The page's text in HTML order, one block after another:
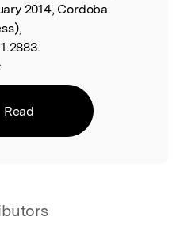
2014, Cordoba
Read